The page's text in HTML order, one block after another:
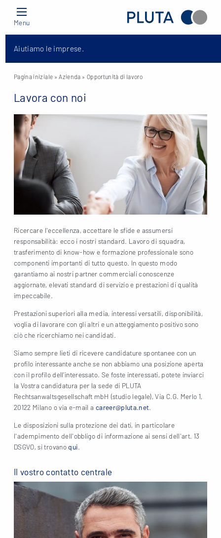
Menu
Aiutiamo le imprese.
Pagina iniziale » Azienda » Opportunità di lavoro
Lavora con noi
Ricercare l'eccellenza, accettare le sfide e assumersi
responsabilità: ecco i nostri standard. Lavoro di squadra,
trasferimento di know-how e formazione professionale sono
componenti importanti di tutto questo. In questo modo
garantiamo ai nostri partner commerciali conoscenze
aggiornate, elevati standard di servizio e prestazioni di qualità
impeccabile.
Prestazioni superiori alla media, interessi versatili, disponibilità,
voglia di lavorare con gli altri e un atteggiamento positivo sono
ciò che ricerchiamo nei candidati.
Siamo sempre lieti di ricevere candidature spontanee con un
profilo interessante anche se non abbiamo una posizione aperta
con il profilo dell’interessato. Se foste interessati, potete inviarci
la Vostra candidatura per la sede di PLUTA
Rechtsanwaltsgesellschaft mbH (studio legale), Via C.G. Merlo 1,
20122 Milano o via e-mail a career@pluta.net.
Le disposizioni sulla protezione dei dati, in particolare
l'adempimento dell'obbligo di informazione ai sensi dell'art. 13
DSGVO, si trovano qui.
Il vostro contatto centrale